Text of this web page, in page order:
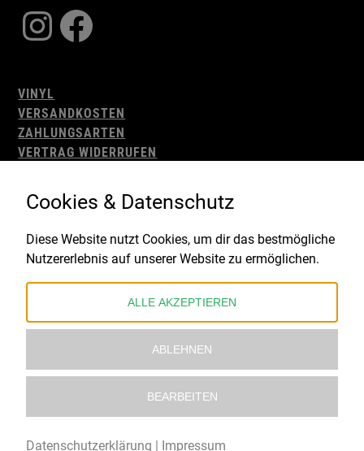
Instagram
Facebook
VINYL
VERSANDKOSTEN
ZAHLUNGSARTEN
VERTRAG WIDERRUFEN
WIDERRUFSBELEHRUNG
IMPRESSUM
Gefördert durch:
Cookies & Datenschutz
Diese Website nutzt Cookies, um dir das bestmögliche
Nutzererlebnis auf unserer Website zu ermöglichen.
ALLE AKZEPTIEREN
ABLEHNEN
BEARBEITEN
Datenschutzerklärung | Impressum